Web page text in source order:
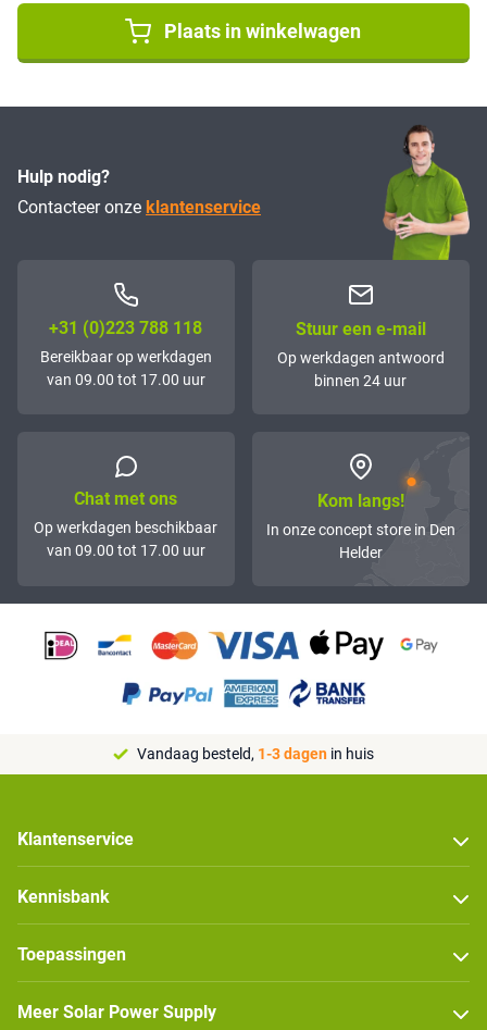
Plaats in winkelwagen
Hulp nodig?
Contacteer onze klantenservice
+31 (0)223 788 118
Bereikbaar op werkdagen
van 09.00 tot 17.00 uur
Stuur een e-mail
Op werkdagen antwoord
binnen 24 uur
Chat met ons
Op werkdagen beschikbaar
van 09.00 tot 17.00 uur
Kom langs!
In onze concept store in Den
Helder
Vandaag besteld, 1-3 dagen in huis
Klantenservice
Kennisbank
Toepassingen
Meer Solar Power Supply